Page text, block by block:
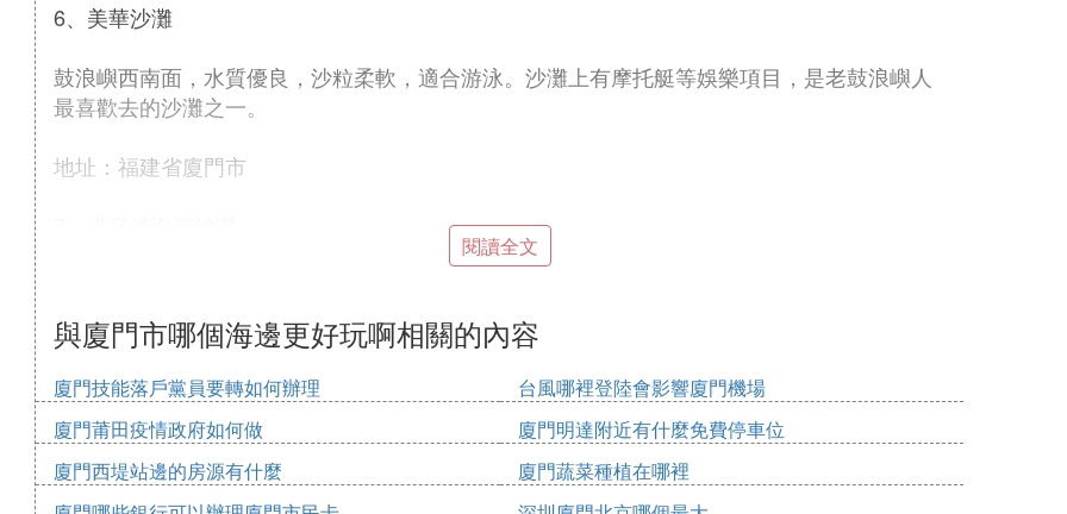
6、美華沙灘
鼓浪嶼西南面，水質優良，沙粒柔軟，適合游泳。沙灘上有摩托艇等娛樂項目，是老鼓浪嶼人
最喜歡去的沙灘之一。
地址：福建省廈門市
賽，夏秋時節人山人海，游泳者雲集。
地址：福建省廈門市
8、大德記沙灘
鼓浪嶼皓月園旁邊，干凈的沙灘，一泓灰綠的海水，廈門高樓和鍾宅灣大橋在對面，適合游
閱讀全文
與廈門市哪個海邊更好玩啊相關的內容
廈門技能落戶黨員要轉如何辦理
台風哪裡登陸會影響廈門機場
廈門莆田疫情政府如何做
廈門明達附近有什麼免費停車位
廈門西堤站邊的房源有什麼
廈門蔬菜種植在哪裡